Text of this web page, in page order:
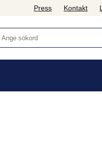
Press Kontakt